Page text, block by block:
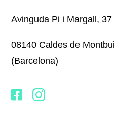
Avinguda Pi i Margall, 37
08140 Caldes de Montbui
(Barcelona)